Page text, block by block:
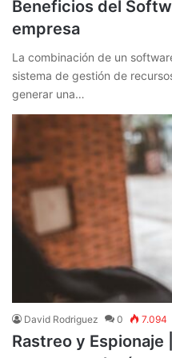
Beneficios del
empresa
La combinación de un
sistema de gestión de
generar una…
David Rodriguez 0 7.094
Rastreo y